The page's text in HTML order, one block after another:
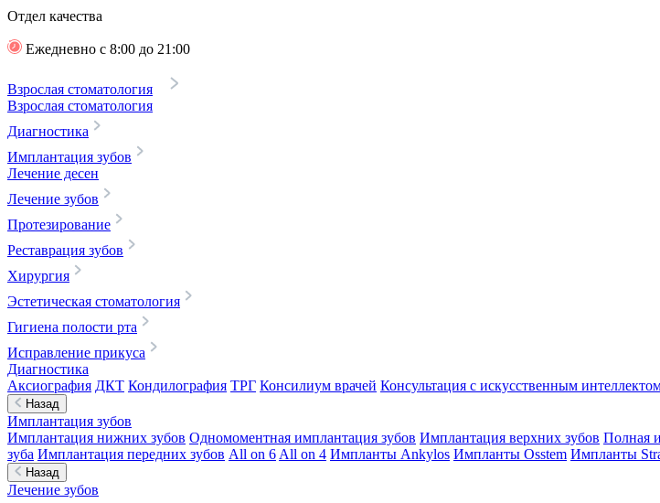
Отдел качества
Ежедневно с 8:00 до 21:00
Взрослая стоматология
Взрослая стоматология
Диагностика
Имплантация зубов
Лечение десен
Лечение зубов
Протезирование
Реставрация зубов
Хирургия
Эстетическая стоматология
Гигиена полости рта
Исправление прикуса
Диагностика
Аксиография ДКТ Кондилография ТРГ Консилиум врачей Консультация с искусственным
Назад
Имплантация зубов
Имплантация нижних зубов Одномоментная имплантация зубов Имплантация верхних зубов Полная
зуба Имплантация передних зубов All on 6 All on 4 Импланты Ankylos Импланты Osstem Импланты
Назад
Лечение зубов